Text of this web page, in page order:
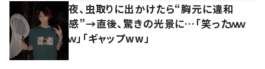
夜、虫取りに出かけたら“胸元に違和
感”→直後、驚きの光景に…「笑ったｗｗ
ｗ」「ギャップww」